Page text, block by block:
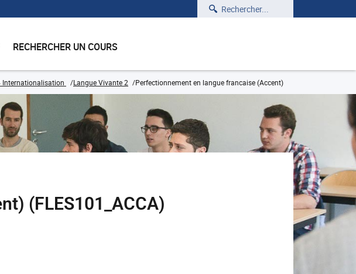
Rechercher
RECHERCHER UN COURS
Internationalisation Langue Vivante 2 Perfectionnement en langue francaise (Accent)
(FLES101_ACCA)